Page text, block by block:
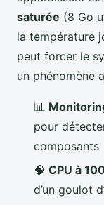
saturée (8 Go
la température
peut forcer le
un phénomène
📊
pour
composants
🧠 CPU à
d’un goulot